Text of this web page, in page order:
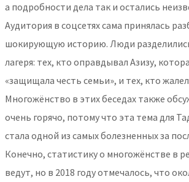
а подробности дела так и остались
Аудитория в соцсетях сама принялась
шокирующую историю. Люди
лагеря: тех, кто оправдывал Азизу,
«защищала честь семьи», и тех, кто
Многожёнство в этих беседах также
очень горячо, потому что эта тема для
стала одной из самых болезненных за
Конечно, статистику о многожёнстве в
ведут, но в 2018 году отмечалось, что